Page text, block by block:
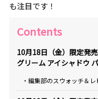
も注目です！
Contents
10月18日（金）限定発
グリーム アイシャドウ
・編集部のスウォッチ＆レ